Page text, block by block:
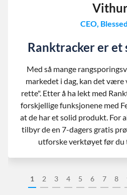
1 2 3 4 5 6 7 8
CEO,
Ranktracker er
Med så mange
markedet i dag, kan det være
rette". Etter å ha lekt med
forskjellige funksjonene med
at de har et solid produkt. For
tilbyr de en 7-dagers gratis
utforske verktøyet før du